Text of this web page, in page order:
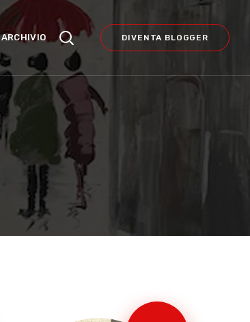
ARCHIVIO DIVENTA BLOGGER